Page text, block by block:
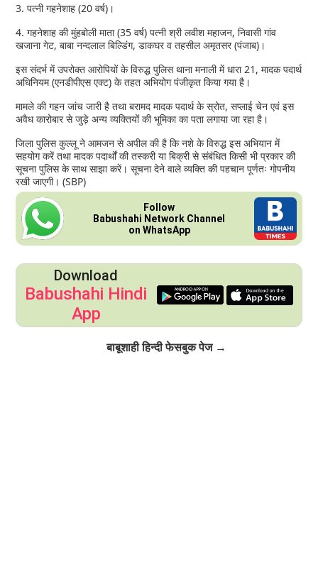
3. पत्नी गहनेशाह (20 वर्ष)।
4. गहनेशाह की मुंहबोली माता (35 वर्ष) पत्नी श्री लवीश महाजन, निवासी गांव
खजाना गेट, बाबा नन्दलाल बिल्डिंग, डाकघर व तहसील अमृतसर (पंजाब)।
इस संदर्भ में उपरोक्त आरोपियों के विरुद्ध पुलिस थाना मनाली में धारा 21, मादक पदार्थ
अधिनियम (एनडीपीएस एक्ट) के तहत अभियोग पंजीकृत किया गया है।
मामले की गहन जांच जारी है तथा बरामद मादक पदार्थ के स्रोत, सप्लाई चेन एवं इस
अवैध कारोबार से जुड़े अन्य व्यक्तियों की भूमिका का पता लगाया जा रहा है।
जिला पुलिस कुल्लू ने आमजन से अपील की है कि नशे के विरुद्ध इस अभियान में
सहयोग करें तथा मादक पदार्थों की तस्करी या बिक्री से संबंधित किसी भी प्रकार की
सूचना पुलिस के साथ साझा करें। सूचना देने वाले व्यक्ति की पहचान पूर्णतः गोपनीय
रखी जाएगी। (SBP)
Follow
Babushahi Network Channel
on WhatsApp
Download
Babushahi Hindi
App
बाबूशाही हिन्दी फेसबुक पेज →